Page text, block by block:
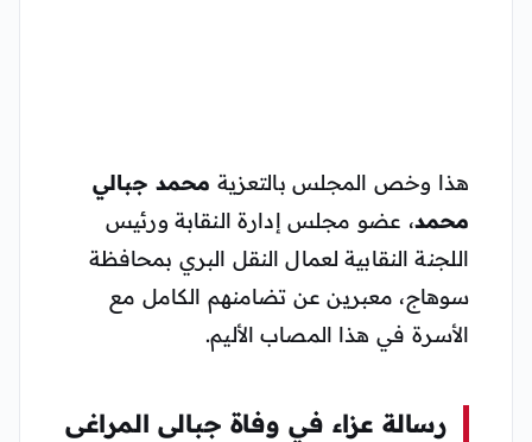
هذا وخص المجلس بالتعزية محمد جبالي
محمد، عضو مجلس إدارة النقابة ورئيس
اللجنة النقابية لعمال النقل البري بمحافظة
سوهاج، معبرين عن تضامنهم الكامل مع
الأسرة في هذا المصاب الأليم.
رسالة عزاء في وفاة جبالى المراغى